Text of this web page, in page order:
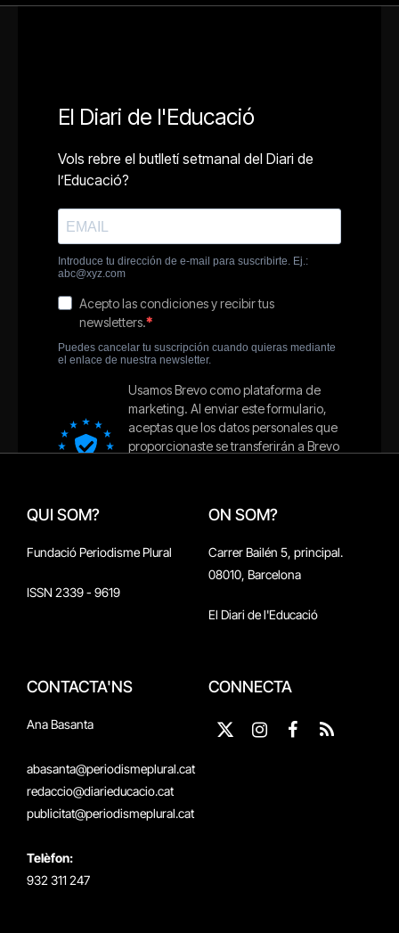
QUI SOM?
Fundació Periodisme Plural
ISSN 2339 - 9619
ON SOM?
Carrer Bailén 5, principal.
08010, Barcelona
El Diari de l'Educació
CONTACTA'NS
Ana Basanta
abasanta@periodismeplural.cat
redaccio@diarieducacio.cat
publicitat@periodismeplural.cat
Telèfon:
932 311 247
CONNECTA
X
Instagram
Facebook
RSS